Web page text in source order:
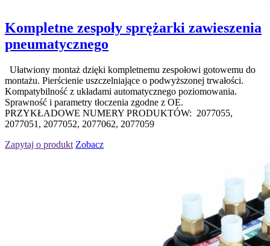
Kompletne zespoły sprężarki zawieszenia
pneumatycznego
Ułatwiony montaż dzięki kompletnemu zespołowi gotowemu do
montażu. Pierścienie uszczelniające o podwyższonej trwałości.
Kompatybilność z układami automatycznego poziomowania.
Sprawność i parametry tłoczenia zgodne z OE.
PRZYKŁADOWE NUMERY PRODUKTÓW: 2077055,
2077051, 2077052, 2077062, 2077059
Zapytaj o produkt Zobacz